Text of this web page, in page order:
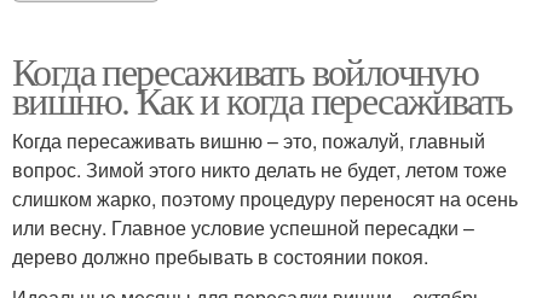
Когда пересаживать войлочную
вишню. Как и когда пересаживать
Когда пересаживать вишню – это, пожалуй, главный
вопрос. Зимой этого никто делать не будет, летом тоже
слишком жарко, поэтому процедуру переносят на осень
или весну. Главное условие успешной пересадки –
дерево должно пребывать в состоянии покоя.